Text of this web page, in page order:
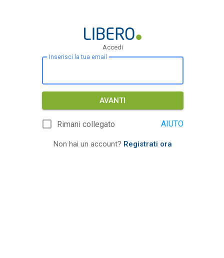
Accedi
Inserisci la tua email
AVANTI
Rimani collegato AIUTO
Non hai un account? Registrati ora